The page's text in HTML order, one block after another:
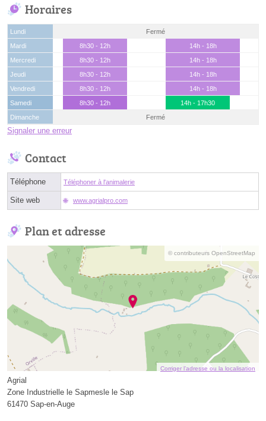
Horaires
Lundi
Fermé
Mardi
8h30 - 12h
14h - 18h
Mercredi
8h30 - 12h
14h - 18h
Jeudi
8h30 - 12h
14h - 18h
Vendredi
8h30 - 12h
14h - 18h
Samedi
8h30 - 12h
14h - 17h30
Dimanche
Fermé
Signaler une erreur
Contact
Téléphone Téléphoner à l'animalerie
Site web www.agrialpro.com
Plan et adresse
© contributeurs OpenStreetMap
Corriger l’adresse ou la localisation
Agrial
Zone Industrielle le Sapmesle le Sap
61470 Sap-en-Auge